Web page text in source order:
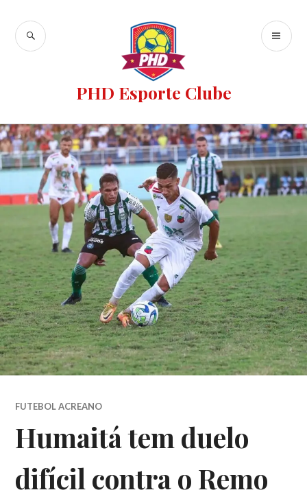
PHD Esporte Clube
FUTEBOL ACREANO
Humaitá tem duelo
difícil contra o Remo